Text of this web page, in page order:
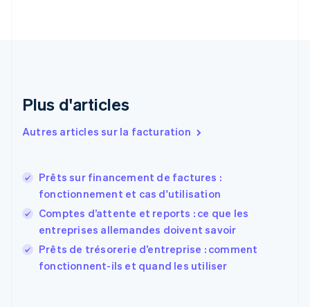
Plus d'articles
Autres articles sur la facturation
Prêts sur financement de factures :
fonctionnement et cas d'utilisation
Comptes d’attente et reports : ce que les
entreprises allemandes doivent savoir
Prêts de trésorerie d’entreprise : comment
fonctionnent-ils et quand les utiliser
Español English
English
Finlande
EnglishSvenska
FrançaisEnglish
Gibraltar
English
Grèce